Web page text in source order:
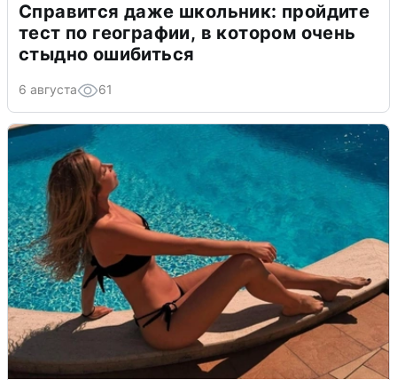
Справится даже школьник: пройдите
тест по географии, в котором очень
стыдно ошибиться
6 августа 61